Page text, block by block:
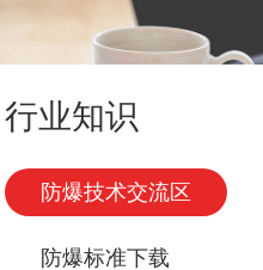
行业知识
防爆技术交流区
防爆标准下载